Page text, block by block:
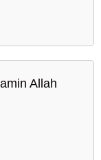
Allah